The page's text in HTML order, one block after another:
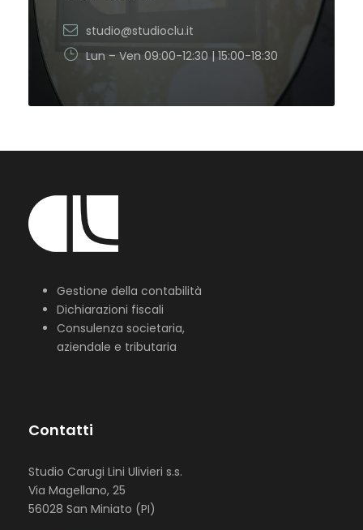
studio@studioclu.it
Lun – Ven 09:00-12:30 | 15:00-18:30
Gestione della contabilità
Dichiarazioni fiscali
Consulenza societaria,
aziendale e tributaria
Contatti
Studio Carugi Lini Ulivieri s.s.
Via Magellano, 25
56028 San Miniato (PI)